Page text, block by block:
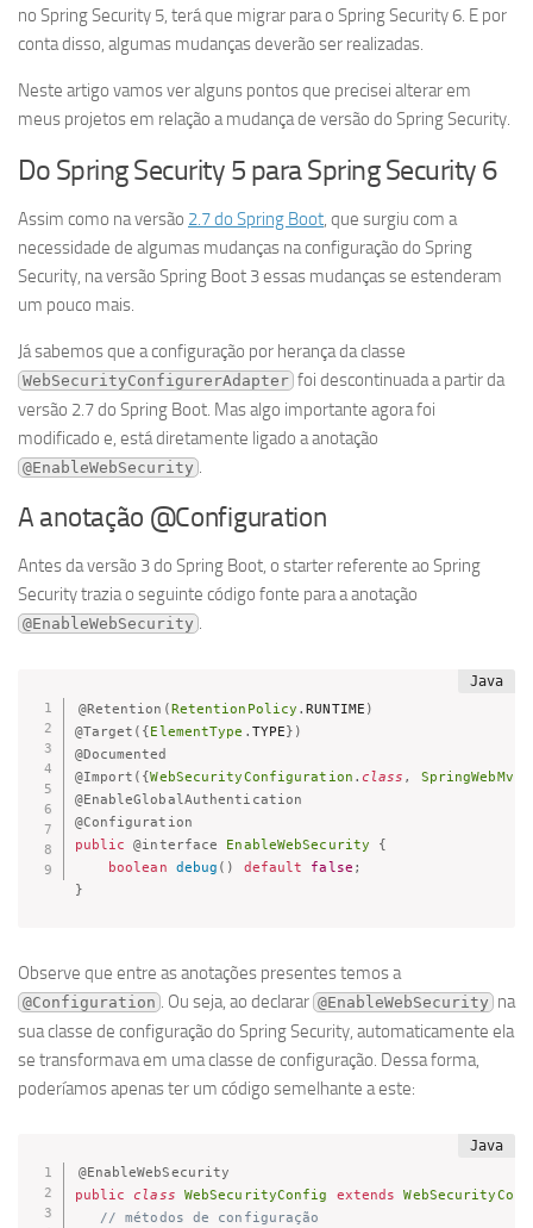
no Spring Security 5, terá que migrar para o Spring Security 6. E por
conta disso, algumas mudanças deverão ser realizadas.
Neste artigo vamos ver alguns pontos que precisei alterar em
meus projetos em relação a mudança de versão do Spring Security.
Do Spring Security 5 para Spring Security 6
Assim como na versão 2.7 do Spring Boot, que surgiu com a
necessidade de algumas mudanças na configuração do Spring
Security, na versão Spring Boot 3 essas mudanças se estenderam
um pouco mais.
Já sabemos que a configuração por herança da classe
WebSecurityConfigurerAdapter foi descontinuada a partir da
versão 2.7 do Spring Boot. Mas algo importante agora foi
modificado e, está diretamente ligado a anotação
@EnableWebSecurity .
A anotação @Configuration
Antes da versão 3 do Spring Boot, o starter referente ao Spring
Security trazia o seguinte código fonte para a anotação
@EnableWebSecurity .
@Retention (RetentionPolicy .RUNTIME )
@Target ( {ElementType . TYPE} )
@Documented
@Import ( {WebSecurityConfiguration . class ,
@EnableGlobalAuthentication
@Configuration
public @interface EnableWebSecurity
{
boolean debug ( ) default false ;
}
Observe que entre as anotações presentes temos a
@Configuration . Ou seja, ao declarar @EnableWebSecurity na
sua classe de configuração do Spring Security, automaticamente ela
se transformava em uma classe de configuração. Dessa forma,
poderíamos apenas ter um código semelhante a este:
@EnableWebSecurity
public class WebSecurityConfig extends
// métodos de configuração